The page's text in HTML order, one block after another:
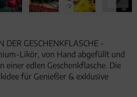
DER GESCHENKFLASCHE -
Likör, von Hand abgefüllt und
einer edlen Geschenkflasche. Die
für Genießer & exklusive